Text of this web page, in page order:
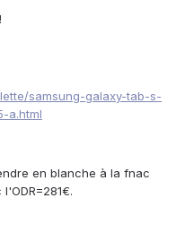
samsung-galaxy-tab-s-
a.html
en blanche à la fnac